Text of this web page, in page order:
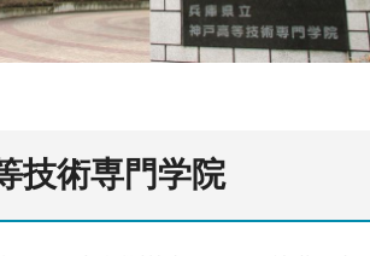
技術専門学院